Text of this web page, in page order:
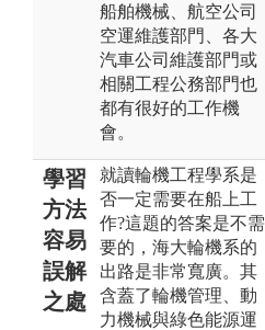
船舶機械、航空公司
空運維護部門、各大
汽車公司維護部門或
相關工程公務部門也
都有很好的工作機
會。
學習
方法
容易
誤解
之處
就讀輪機工程學系是
否一定需要在船上工
作?這題的答案是不需
要的，海大輪機系的
出路是非常寬廣。其
含蓋了輪機管理、動
力機械與綠色能源運